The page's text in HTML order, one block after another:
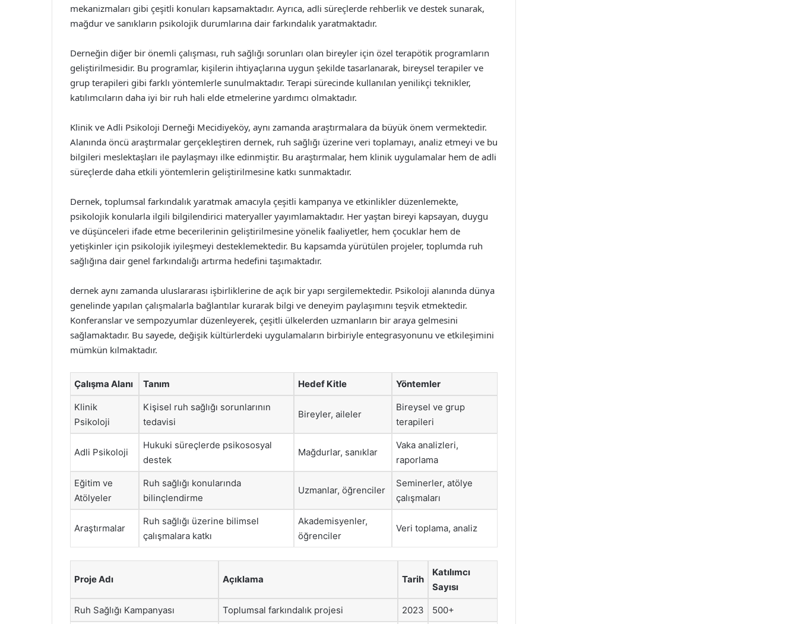
mekanizmaları gibi çeşitli konuları kapsamaktadır. Ayrıca, adli süreçlerde rehberlik ve destek sunarak,
mağdur ve sanıkların psikolojik durumlarına dair farkındalık yaratmaktadır.
Derneğin diğer bir önemli çalışması, ruh sağlığı sorunları olan bireyler için özel terapötik programların
geliştirilmesidir. Bu programlar, kişilerin ihtiyaçlarına uygun şekilde tasarlanarak, bireysel terapiler ve
grup terapileri gibi farklı yöntemlerle sunulmaktadır. Terapi sürecinde kullanılan yenilikçi teknikler,
katılımcıların daha iyi bir ruh hali elde etmelerine yardımcı olmaktadır.
Klinik ve Adli Psikoloji Derneği Mecidiyeköy, aynı zamanda araştırmalara da büyük önem vermektedir.
Alanında öncü araştırmalar gerçekleştiren dernek, ruh sağlığı üzerine veri toplamayı, analiz etmeyi ve bu
bilgileri meslektaşları ile paylaşmayı ilke edinmiştir. Bu araştırmalar, hem klinik uygulamalar hem de adli
süreçlerde daha etkili yöntemlerin geliştirilmesine katkı sunmaktadır.
Dernek, toplumsal farkındalık yaratmak amacıyla çeşitli kampanya ve etkinlikler düzenlemekte,
psikolojik konularla ilgili bilgilendirici materyaller yayımlamaktadır. Her yaştan bireyi kapsayan, duygu
ve düşünceleri ifade etme becerilerinin geliştirilmesine yönelik faaliyetler, hem çocuklar hem de
yetişkinler için psikolojik iyileşmeyi desteklemektedir. Bu kapsamda yürütülen projeler, toplumda ruh
sağlığına dair genel farkındalığı artırma hedefini taşımaktadır.
dernek aynı zamanda uluslararası işbirliklerine de açık bir yapı sergilemektedir. Psikoloji alanında dünya
genelinde yapılan çalışmalarla bağlantılar kurarak bilgi ve deneyim paylaşımını teşvik etmektedir.
Konferanslar ve sempozyumlar düzenleyerek, çeşitli ülkelerden uzmanların bir araya gelmesini
sağlamaktadır. Bu sayede, değişik kültürlerdeki uygulamaların birbiriyle entegrasyonunu ve etkileşimini
mümkün kılmaktadır.
Çalışma Alanı Tanım Hedef Kitle Yöntemler
Klinik
Psikoloji
Kişisel ruh sağlığı sorunlarının
tedavisi
Bireyler, aileler
Bireysel ve grup
terapileri
Adli Psikoloji
Hukuki süreçlerde psikososyal
destek
Mağdurlar, sanıklar
Vaka analizleri,
raporlama
Eğitim ve
Atölyeler
Ruh sağlığı konularında
bilinçlendirme
Uzmanlar, öğrenciler
Seminerler, atölye
çalışmaları
Araştırmalar
Ruh sağlığı üzerine bilimsel
çalışmalara katkı
Akademisyenler,
öğrenciler
Veri toplama, analiz
Proje Adı Açıklama Tarih
Katılımcı
Sayısı
Ruh Sağlığı Kampanyası Toplumsal farkındalık projesi 2023 500+